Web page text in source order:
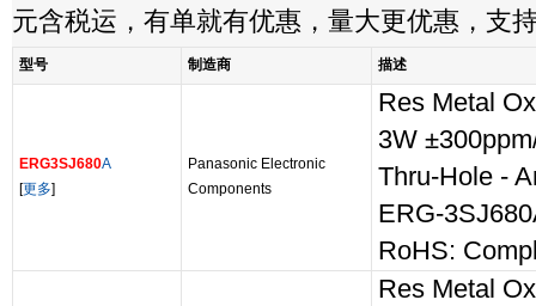
元含税运，有单就有优惠，量大更优惠，支
型号 制造商 描述
ERG3SJ680A
[更多]
Panasonic Electronic
Components
Res Metal
3W
Thru-Hole -
ERG-
RoHS:
Res Metal